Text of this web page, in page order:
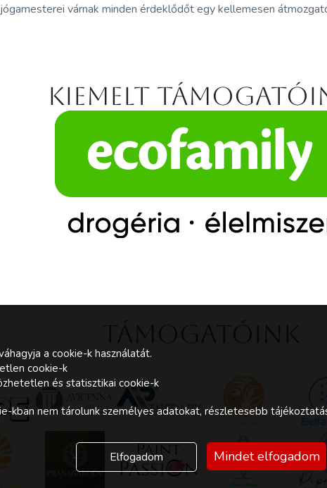
várnak minden érdeklődőt egy kellemesen
Kiemelt
a cookie-k használatát.
cookie-k
és statisztikai cookie-k
kban nem tárolunk személyes adatokat, részletesebb
Elfogadom Mindet elfogadom